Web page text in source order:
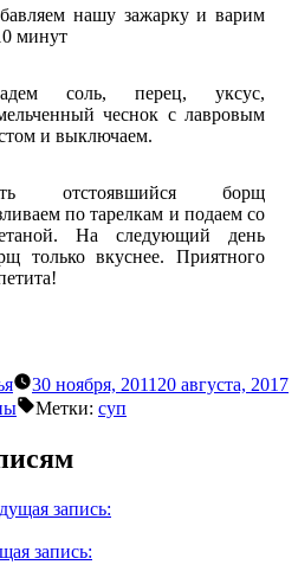
нашу зажарку и варим
минут
соль, перец, уксус,
чеснок с лавровым
и выключаем.
отстоявшийся борщ
по тарелкам и подаем со
На следующий день
только вкуснее. Приятного
30 ноября, 2011 20 августа, 2017
Метки: суп
запись:
запись: